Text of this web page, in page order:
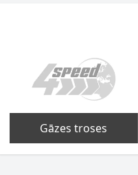
Gāzes troses